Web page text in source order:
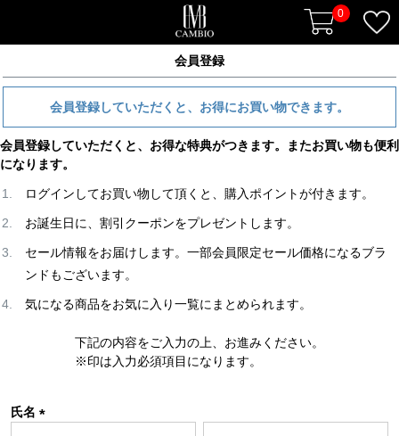
0
会員登録
会員登録していただくと、お得にお買い物できます。
会員登録していただくと、お得な特典がつきます。またお買い物も便利
になります。
ログインしてお買い物して頂くと、購入ポイントが付きます。
お誕生日に、割引クーポンをプレゼントします。
セール情報をお届けします。一部会員限定セール価格になるブラ
ンドもございます。
気になる商品をお気に入り一覧にまとめられます。
下記の内容をご入力の上、お進みください。
※印は入力必須項目になります。
氏名